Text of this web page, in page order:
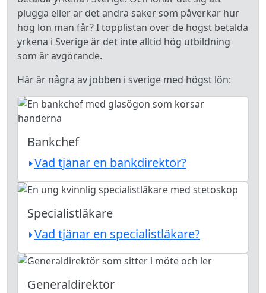
plugga eller är det andra saker som påverkar hur
hög lön man får? I topplistan över de högst betalda
yrkena i Sverige är det inte alltid hög utbildning
som är avgörande.
Här är några av jobben i sverige med högst lön:
Bankchef
Vad tjänar en bankdirektör?
Specialistläkare
Vad tjänar en specialistläkare?
Generaldirektör